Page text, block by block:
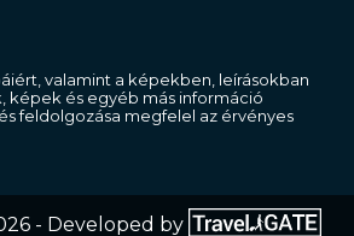
valamint a képekben, leírásokban
képek és egyéb más információ
feldolgozása megfelel az érvényes
- Developed by